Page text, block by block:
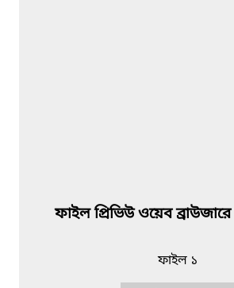
ফাইল প্রিভিউ ওয়েব
ফাইল ১